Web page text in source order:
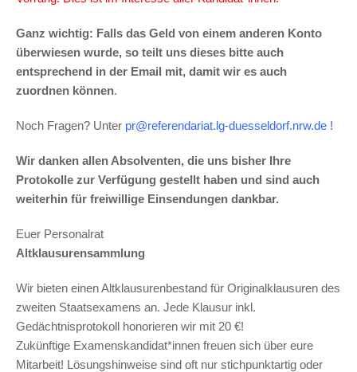
Ganz wichtig: Falls das Geld von einem anderen Konto
überwiesen wurde, so teilt uns dieses bitte auch
entsprechend in der Email mit, damit wir es auch
zuordnen können.
Noch Fragen? Unter pr@referendariat.lg-duesseldorf.nrw.de !
Wir danken allen Absolventen, die uns bisher Ihre
Protokolle zur Verfügung gestellt haben und sind auch
weiterhin für freiwillige Einsendungen dankbar.
Euer Personalrat
Altklausurensammlung
Wir bieten einen Altklausurenbestand für Originalklausuren des
zweiten Staatsexamens an. Jede Klausur inkl.
Gedächtnisprotokoll honorieren wir mit 20 €!
Zukünftige Examenskandidat*innen freuen sich über eure
Mitarbeit! Lösungshinweise sind oft nur stichpunktartig oder